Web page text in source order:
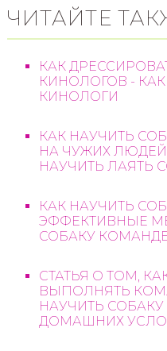
ЧИТАЙТЕ
КАК
КИНОЛОГОВ -
КИНОЛОГИ
КАК НАУЧИТЬ
НА ЧУЖИХ
НАУЧИТЬ ЛАЯТЬ
КАК НАУЧИТЬ
ЭФФЕКТИВНЫЕ
СОБАКУ
СТАТЬЯ О ТОМ,
ВЫПОЛНЯТЬ
НАУЧИТЬ
ДОМАШНИХ